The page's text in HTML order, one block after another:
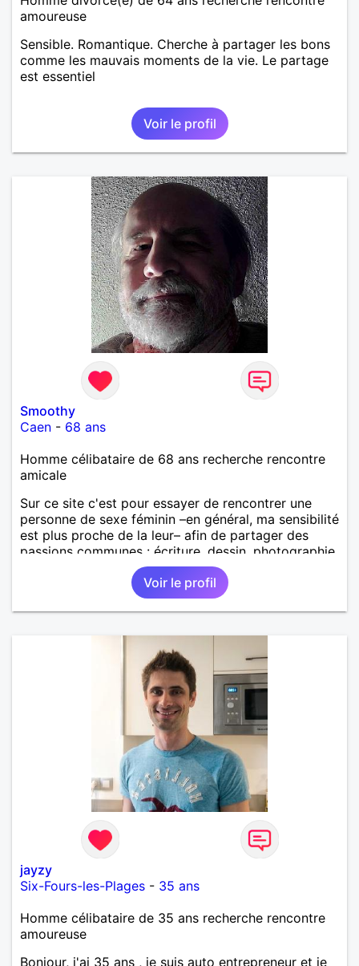
amoureuse
Sensible. Romantique. Cherche à partager les bons
comme les mauvais moments de la vie. Le partage
est essentiel
Voir le profil
Smoothy
Caen - 68 ans
Homme célibataire de 68 ans recherche rencontre
amicale
Sur ce site c'est pour essayer de rencontrer une
personne de sexe féminin –en général, ma sensibilité
est plus proche de la leur– afin de partager des
passions communes : écriture, dessin, photographie,
Trouver une sorte de complice en écriture, en
dessin, en photographie. Eventuellement plus si
bonnes vibrations. Ne pouvant me déplacer
autrement qu'en transports en commun ou à pieds,
immédiats. Ou bien déménagez. C'est vous qui
voyez. Pour d'autres photos, demandez-moi l'accès
Voir le profil
jayzy
Six-Fours-les-Plages - 35 ans
Homme célibataire de 35 ans recherche rencontre
amoureuse
Bonjour, j'ai 35 ans , je suis auto entrepreneur et je